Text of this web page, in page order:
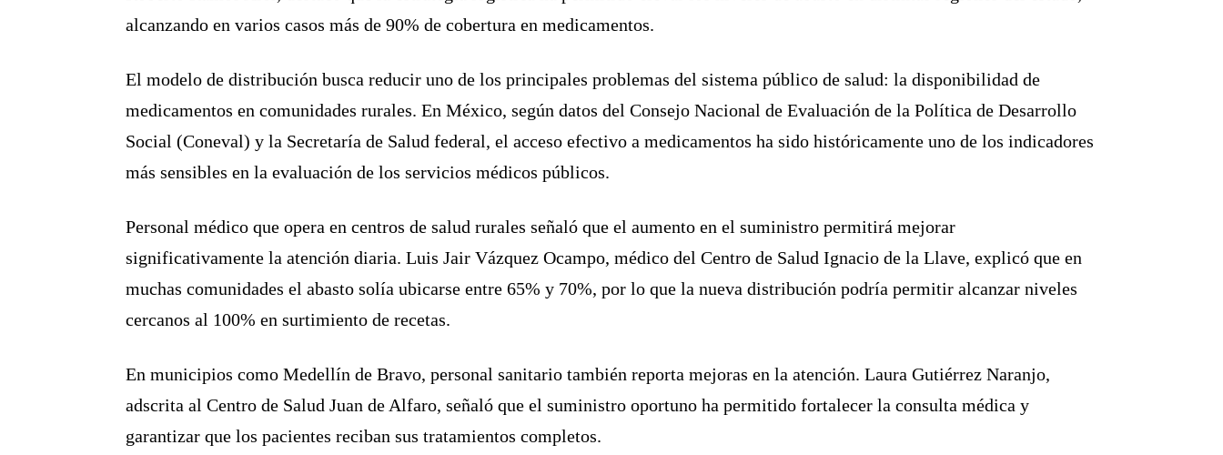
alcanzando en varios casos más de 90% de cobertura en medicamentos.
El modelo de distribución busca reducir uno de los principales problemas del sistema público de salud: la disponibilidad de
medicamentos en comunidades rurales. En México, según datos del Consejo Nacional de Evaluación de la Política de Desarrollo
Social (Coneval) y la Secretaría de Salud federal, el acceso efectivo a medicamentos ha sido históricamente uno de los indicadores
más sensibles en la evaluación de los servicios médicos públicos.
Personal médico que opera en centros de salud rurales señaló que el aumento en el suministro permitirá mejorar
significativamente la atención diaria. Luis Jair Vázquez Ocampo, médico del Centro de Salud Ignacio de la Llave, explicó que en
muchas comunidades el abasto solía ubicarse entre 65% y 70%, por lo que la nueva distribución podría permitir alcanzar niveles
cercanos al 100% en surtimiento de recetas.
En municipios como Medellín de Bravo, personal sanitario también reporta mejoras en la atención. Laura Gutiérrez Naranjo,
adscrita al Centro de Salud Juan de Alfaro, señaló que el suministro oportuno ha permitido fortalecer la consulta médica y
garantizar que los pacientes reciban sus tratamientos completos.